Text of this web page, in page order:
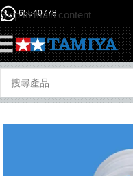
Skip to main content
65540778